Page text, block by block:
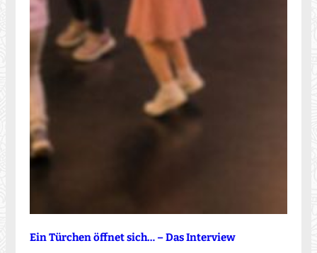
Ein Türchen öffnet sich… – Das Interview